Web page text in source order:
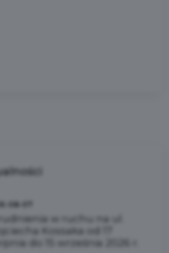
w ruchu na ul.
Kossaka od 17
do 15 września 2026 r.